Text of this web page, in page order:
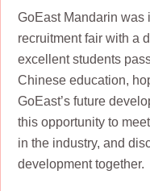
GoEast Mandarin was
recruitment fair with a
excellent students
Chinese education,
GoEast’s future
this opportunity to
in the industry, and
development together.